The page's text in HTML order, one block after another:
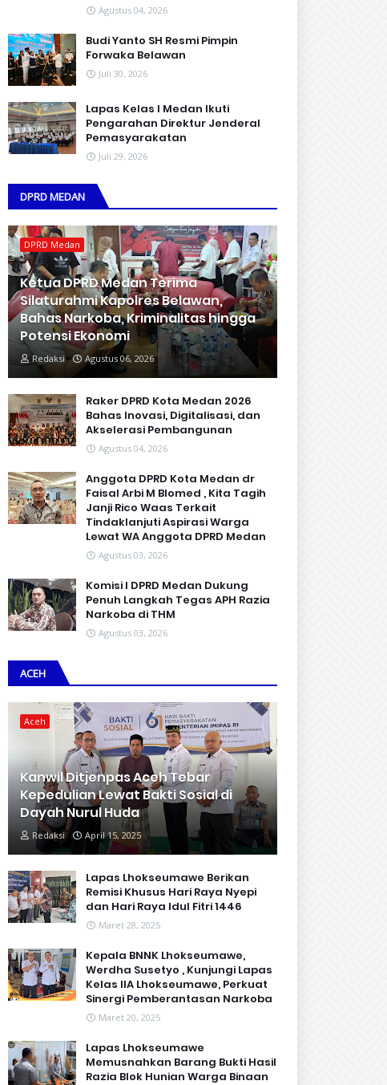
Agustus 04, 2026
Budi Yanto SH Resmi Pimpin
Forwaka Belawan
Juli 30, 2026
Lapas Kelas I Medan Ikuti
Pengarahan Direktur Jenderal
Pemasyarakatan
Juli 29, 2026
DPRD MEDAN
DPRD Medan
Ketua DPRD Medan Terima
Silaturahmi Kapolres Belawan,
Bahas Narkoba, Kriminalitas hingga
Potensi Ekonomi
Redaksi Agustus 06, 2026
Raker DPRD Kota Medan 2026
Bahas Inovasi, Digitalisasi, dan
Akselerasi Pembangunan
Agustus 04, 2026
Anggota DPRD Kota Medan dr
Faisal Arbi M Blomed , Kita Tagih
Janji Rico Waas Terkait
Tindaklanjuti Aspirasi Warga
Lewat WA Anggota DPRD Medan
Agustus 03, 2026
Komisi I DPRD Medan Dukung
Penuh Langkah Tegas APH Razia
Narkoba di THM
Agustus 03, 2026
ACEH
Aceh
Kanwil Ditjenpas Aceh Tebar
Kepedulian Lewat Bakti Sosial di
Dayah Nurul Huda
Redaksi April 15, 2025
Lapas Lhokseumawe Berikan
Remisi Khusus Hari Raya Nyepi
dan Hari Raya Idul Fitri 1446
Maret 28, 2025
Kepala BNNK Lhokseumawe,
Werdha Susetyo , Kunjungi Lapas
Kelas IIA Lhokseumawe, Perkuat
Sinergi Pemberantasan Narkoba
Maret 20, 2025
Lapas Lhokseumawe
Memusnahkan Barang Bukti Hasil
Razia Blok Hunian Warga Binaan